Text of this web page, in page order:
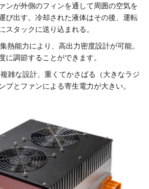
ンが外側のフィンを通して周囲の空気を
び出す。冷却された液体はその後、運転
スタックに送り込まれる。
熱能力により、高出力密度設計が可能。
に調節することができます。
雑な設計、重くてかさばる（大きなラジ
プとファンによる寄生電力が大きい。